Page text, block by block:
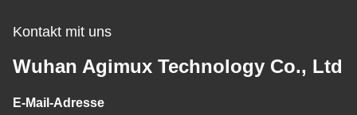
Kontakt mit uns
Wuhan Agimux Technology Co., Ltd
E-Mail-Adresse